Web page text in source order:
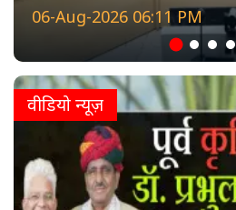
06-Aug-2026 06:11 PM
वीडियो न्यूज़